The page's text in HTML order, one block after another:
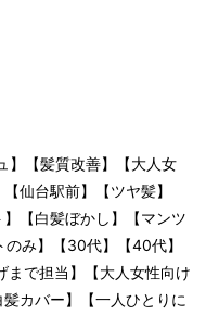
】【髪質改善】【大人女
仙台駅前】【ツヤ髪】
】【白髪ぼかし】【マンツ
み】【30代】【40代】
まで担当】【大人女性向け
カバー】【一人ひとりに